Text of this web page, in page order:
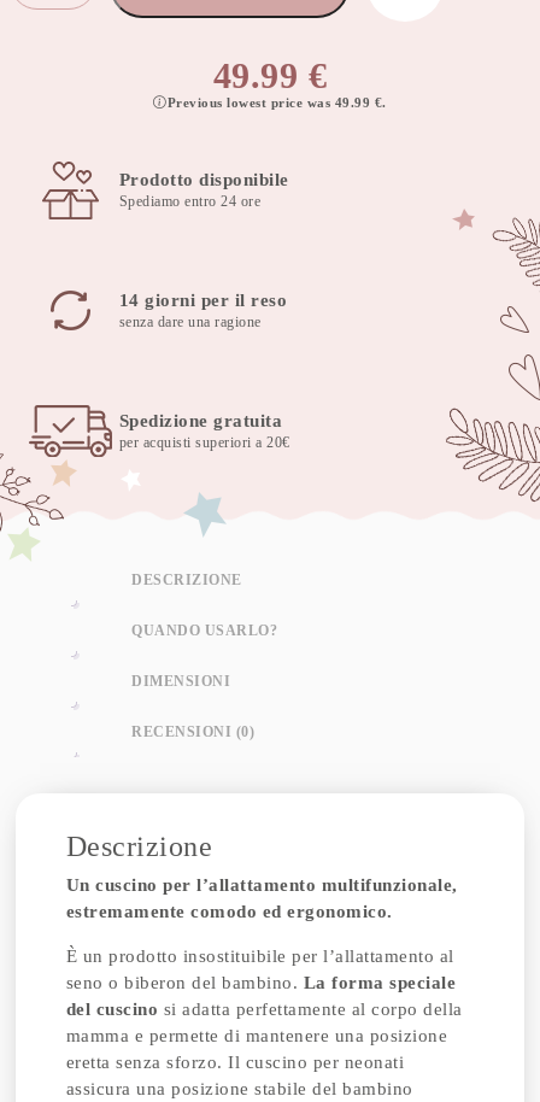
cm
Collezione
Lux
rimovibile
quantità
49.99 €
Previous lowest price was 49.99 €.
Prodotto disponibile
Spediamo entro 24 ore
14 giorni per il reso
senza dare una ragione
Spedizione gratuita
per acquisti superiori a 20€
DESCRIZIONE
QUANDO USARLO?
DIMENSIONI
RECENSIONI (0)
Descrizione
Un cuscino per l’allattamento multifunzionale,
estremamente comodo ed ergonomico.
È un prodotto insostituibile per l’allattamento al
seno o biberon del bambino. La forma speciale
del cuscino si adatta perfettamente al corpo della
mamma e permette di mantenere una posizione
eretta senza sforzo. Il cuscino per neonati
assicura una posizione stabile del bambino